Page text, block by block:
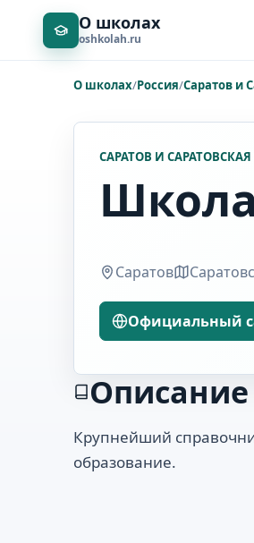
О школах
oshkolah.ru
О школах/Россия/Саратов и
САРАТОВ И
Саратов
Официальный
Крупнейший
образование.